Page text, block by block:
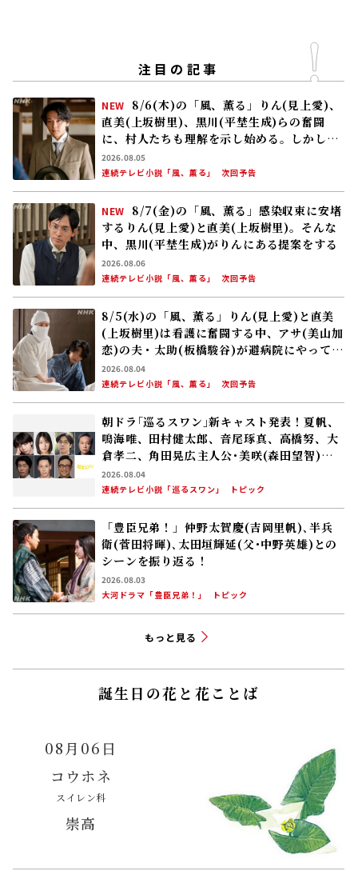
注目の記事
NEW
8/6(木)の「風、薫る」りん(見上愛)、
直美(上坂樹里)、黒川(平埜生成)らの奮闘
に、村人たちも理解を示し始める。しかし、
アサ(美山加恋)の容体はなかなか改善せ
ず……
2026.08.05
連続テレビ小説「風、薫る」
次回予告
NEW
8/7(金)の「風、薫る」感染収束に安堵
するりん(見上愛)と直美(上坂樹里)。そんな
中、黒川(平埜生成)がりんにある提案をする
2026.08.06
連続テレビ小説「風、薫る」
次回予告
8/5(水)の「風、薫る」りん(見上愛)と直美
(上坂樹里)は看護に奮闘する中、アサ(美山加
恋)の夫・太助(板橋駿谷)が避病院にやってく
る
2026.08.04
連続テレビ小説「風、薫る」
次回予告
朝ドラ｢巡るスワン｣新キャスト発表！夏帆、
鳴海唯、田村健太郎、音尾琢真、高橋努、大
倉孝二、角田晃広――主人公･美咲(森田望智)が
交流する警察署の人々 2027年度前期放送
2026.08.04
連続テレビ小説「巡るスワン」
トピック
「豊臣兄弟！」仲野太賀――慶(吉岡里帆)､半兵
衛(菅田将暉)､太田垣輝延(父･中野英雄)との
シーンを振り返る！
2026.08.03
大河ドラマ「豊臣兄弟！」
トピック
もっと見る
誕生日の花と花ことば
08月06日
コウホネ
スイレン科
崇高